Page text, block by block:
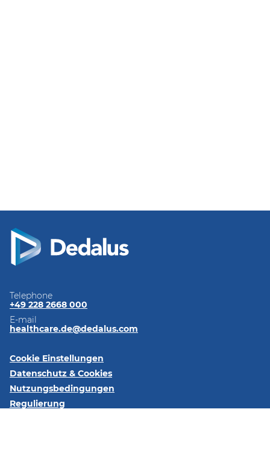
Telephone
+49 228 2668 000
E-mail
healthcare.de@dedalus.com
Cookie Einstellungen
Datenschutz & Cookies
Nutzungsbedingungen
Regulierung